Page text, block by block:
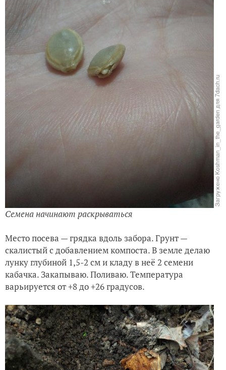
Семена начинают раскрываться
Место посева — грядка вдоль забора. Грунт —
скалистый с добавлением компоста. В земле делаю
лунку глубиной 1,5-2 см и кладу в неё 2 семени
кабачка. Закапываю. Поливаю. Температура
варьируется от +8 до +26 градусов.